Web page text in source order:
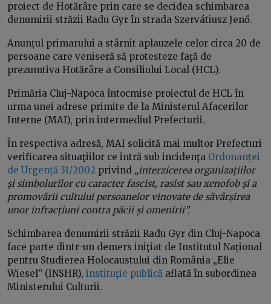
proiect de Hotărâre prin care se decidea schimbarea
denumirii străzii Radu Gyr în strada Szervátiusz Jenő.
Anunțul primarului a stârnit aplauzele celor circa 20 de
persoane care veniseră să protesteze faţă de
prezumtiva Hotărâre a Consiliului Local (HCL).
Primăria Cluj-Napoca întocmise proiectul de HCL în
urma unei adrese primite de la Ministerul Afacerilor
Interne (MAI), prin intermediul Prefecturii.
În respectiva adresă, MAI solicită mai multor Prefecturi
verificarea situaţiilor ce intră sub incidenţa Ordonanței
de Urgență 31/2002 privind „interzicerea organizațiilor
și simbolurilor cu caracter fascist, rasist sau xenofob și a
promovării cultului persoanelor vinovate de săvârșirea
unor infracțiuni contra păcii și omenirii”.
Schimbarea denumirii străzii Radu Gyr din Cluj-Napoca
face parte dintr-un demers iniţiat de Institutul Național
pentru Studierea Holocaustului din România „Elie
Wiesel” (INSHR), instituţie publică aflată în subordinea
Ministerului Culturii.